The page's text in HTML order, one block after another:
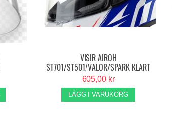
VISIR AIROH
ST701/ST501/VALOR/SPARK KLART
605,00 kr
LÄGG I VARUKORG